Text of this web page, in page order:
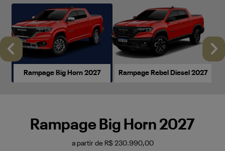
Rampage Big Horn 2027 Rampage Rebel Diesel 2027
Anterior
Rampage Big Horn 2027